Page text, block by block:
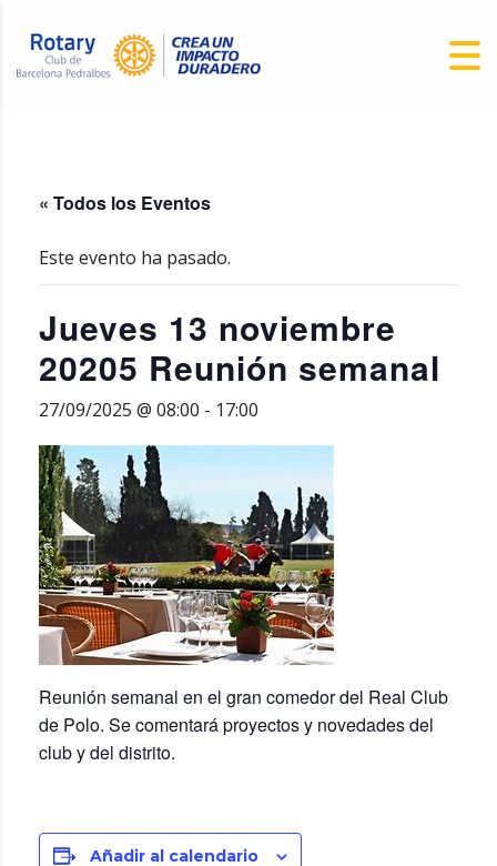
« Todos los Eventos
Este evento ha pasado.
Jueves 13 noviembre
20205 Reunión semanal
27/09/2025 @ 08:00 - 17:00
Reunión semanal en el gran comedor del Real Club
de Polo. Se comentará proyectos y novedades del
club y del distrito.
Añadir al calendario